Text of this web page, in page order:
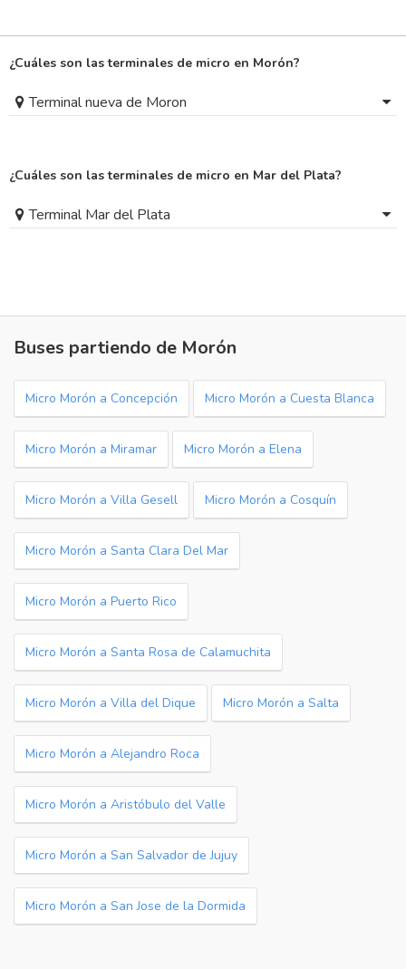
¿Cuáles son las terminales de micro en Morón?
Terminal nueva de Moron
¿Cuáles son las terminales de micro en Mar del Plata?
Terminal Mar del Plata
Buses partiendo de Morón
Micro Morón a Concepción Micro Morón a Cuesta Blanca
Micro Morón a Miramar Micro Morón a Elena
Micro Morón a Villa Gesell Micro Morón a Cosquín
Micro Morón a Santa Clara Del Mar
Micro Morón a Puerto Rico
Micro Morón a Santa Rosa de Calamuchita
Micro Morón a Villa del Dique Micro Morón a Salta
Micro Morón a Alejandro Roca
Micro Morón a Aristóbulo del Valle
Micro Morón a San Salvador de Jujuy
Micro Morón a San Jose de la Dormida